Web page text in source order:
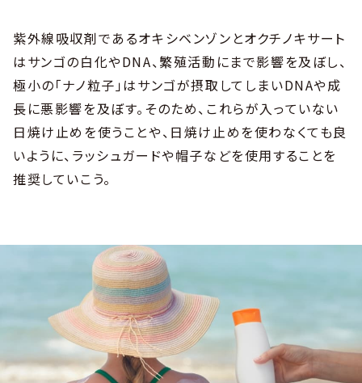
紫外線吸収剤であるオキシベンゾンとオクチノキサート
はサンゴの白化やDNA、繁殖活動にまで影響を及ぼし、
極小の「ナノ粒子」はサンゴが摂取してしまいDNAや成
長に悪影響を及ぼす。そのため、これらが入っていない
日焼け止めを使うことや、日焼け止めを使わなくても良
いように、ラッシュガードや帽子などを使用することを
推奨していこう。